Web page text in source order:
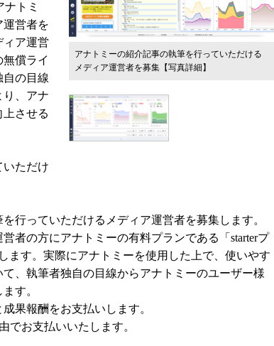
アナトミーの紹介記事の執筆を行っていただける
メディア運営者を募集 【写真詳細】
トミ
運営者を
ィア運営
償ライ
自の目線
り、アナ
上させる
いただけ
行っていただけるメディア運営者を募集します。
者の方にアナトミーの有料プランである「starterプ
ます。実際にアナトミーを使用した上で、使いやす
、執筆者独自の目線からアナトミーのユーザー様
す。
果報酬をお支払いします。
でお支払いいたします。